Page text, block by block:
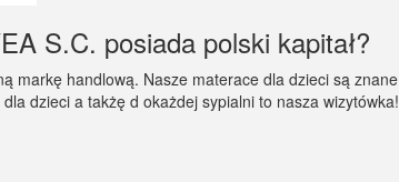
S.C. posiada polski kapitał?
markę handlową. Nasze materace dla dzieci są
dzieci a takżę d okażdej sypialni to nasza wizytówka!